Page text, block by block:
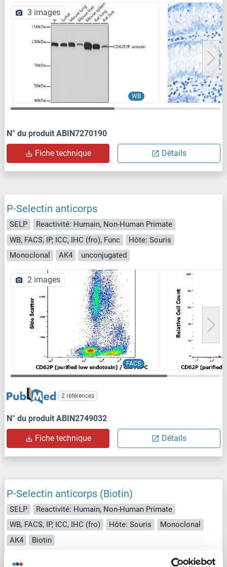
WB
3 images
N° du produit ABIN7270190
Fiche technique Détails
P-Selectin anticorps
SELP
Reactivité: Humain, Non-Human Primate
WB, FACS, IP, ICC, IHC (fro), Func
Hôte: Souris
Monoclonal
AK4 unconjugated
FACS
2 images
2 références
N° du produit ABIN2749032
Fiche technique Détails
P-Selectin anticorps (Biotin)
SELP
Reactivité: Humain, Non-Human Primate
WB, FACS, IP, ICC, IHC (fro)
Hôte: Souris
Monoclonal
AK4
Biotin